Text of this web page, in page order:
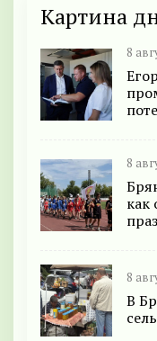
Картина
8
8
как
8
В